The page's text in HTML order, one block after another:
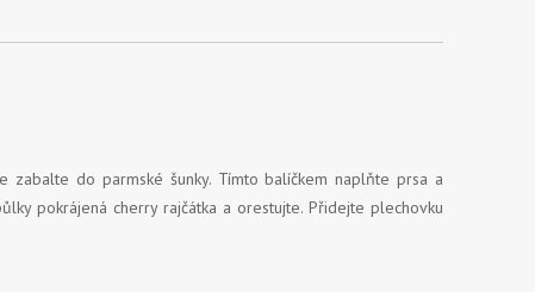
do parmské šunky. Tímto balíčkem naplňte prsa a
pokrájená cherry rajčátka a orestujte. Přidejte plechovku